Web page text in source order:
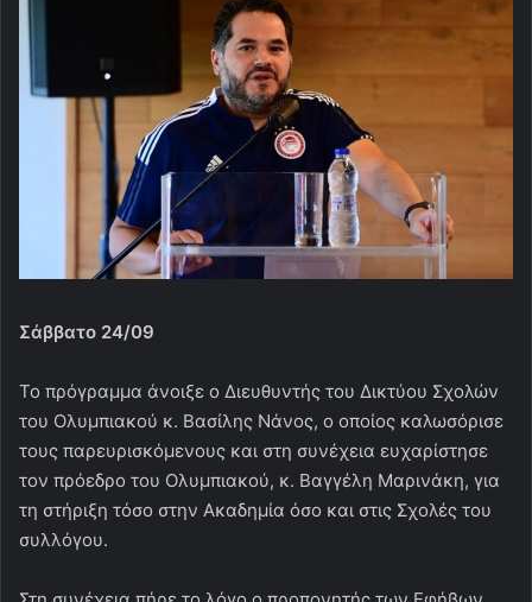
Σάββατο 24/09
Το πρόγραμμα άνοιξε ο Διευθυντής του Δικτύου Σχολών
του Ολυμπιακού κ. Βασίλης Νάνος, ο οποίος καλωσόρισε
τους παρευρισκόμενους και στη συνέχεια ευχαρίστησε
τον πρόεδρο του Ολυμπιακού, κ. Βαγγέλη Μαρινάκη, για
τη στήριξη τόσο στην Ακαδημία όσο και στις Σχολές του
συλλόγου.